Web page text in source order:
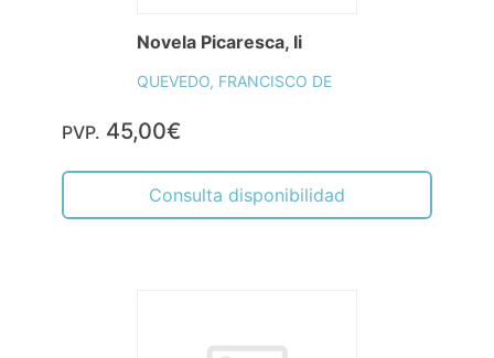
Novela Picaresca, Ii
QUEVEDO, FRANCISCO DE
PVP. 45,00€
Consulta disponibilidad